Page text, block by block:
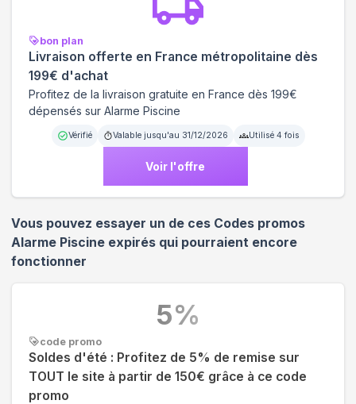
bon plan
Livraison offerte en France métropolitaine dès
199€ d'achat
Profitez de la livraison gratuite en France dès 199€
dépensés sur Alarme Piscine
Vérifié Valable jusqu'au 31/12/2026 Utilisé 4 fois
Voir l'offre
Vous pouvez essayer un de ces Codes promos
Alarme Piscine expirés qui pourraient encore
fonctionner
code promo
Soldes d'été : Profitez de 5% de remise sur
TOUT le site à partir de 150€ grâce à ce code
promo
5%